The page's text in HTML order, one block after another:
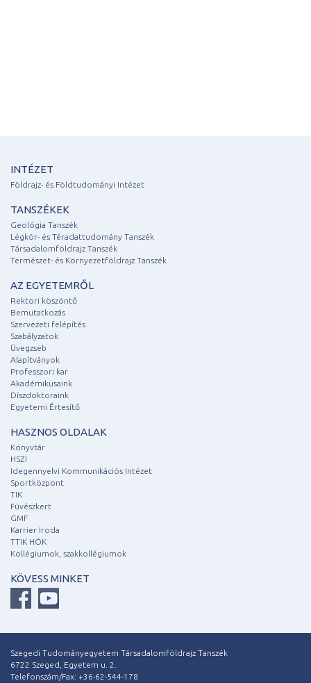
INTÉZET
Földrajz- és Földtudományi Intézet
TANSZÉKEK
Geológia Tanszék
Légkör- és Téradattudomány Tanszék
Társadalomföldrajz Tanszék
Természet- és Környezetföldrajz Tanszék
AZ EGYETEMRŐL
Rektori köszöntő
Bemutatkozás
Szervezeti felépítés
Szabályzatok
Üvegzseb
Alapítványok
Professzori kar
Akadémikusaink
Díszdoktoraink
Egyetemi Értesítő
HASZNOS OLDALAK
Könyvtár
HSZI
Idegennyelvi Kommunikációs Intézet
Sportközpont
TIK
Füvészkert
GMF
Karrier Iroda
TTIK HÖK
Kollégiumok, szakkollégiumok
KÖVESS MINKET
Szegedi Tudományegyetem Társadalomföldrajz Tanszék
6722 Szeged, Egyetem u. 2.
Telefonszám/Fax: +36-62-544-178